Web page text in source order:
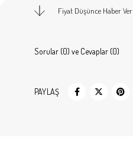
Fiyat Düşünce Haber Ver
Sorular (0) ve Cevaplar (0)
PAYLAŞ